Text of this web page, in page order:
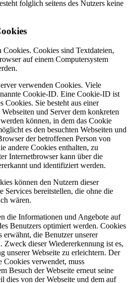
folglich seitens des Nutzers keine
Cookies. Cookies sind Textdateien,
auf einem Computersystem
verwenden Cookies. Viele
Cookie-ID. Eine Cookie-ID ist
Cookies. Sie besteht aus einer
und Server dem konkreten
können, in dem das Cookie
es den besuchten Webseiten und
der betroffenen Person von
andere Cookies enthalten, zu
Internetbrowser kann über die
und identifiziert werden.
können den Nutzern dieser
Services bereitstellen, die ohne die
wären.
die Informationen und Angebote auf
Benutzers optimiert werden. Cookies
erwähnt, die Benutzer unserer
Zweck dieser Wiedererkennung ist es,
unserer Webseite zu erleichtern. Der
Cookies verwendet, muss
Besuch der Webseite erneut seine
dies von der Webseite und dem auf